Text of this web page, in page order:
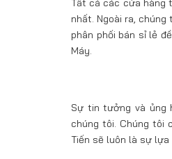
Tất cả các cửa hàng
nhất. Ngoài ra,
phân phối bán sỉ lẻ
Máy.
Sự tin tưởng và ủng
chúng tôi. Chúng tôi
Tiến sẽ luôn là sự lựa